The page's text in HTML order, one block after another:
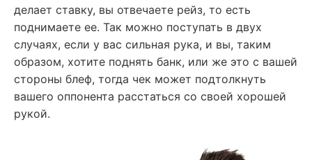
делает ставку, вы отвечаете рейз, то есть
поднимаете ее. Так можно поступать в двух
случаях, если у вас сильная рука, и вы, таким
образом, хотите поднять банк, или же это с вашей
стороны блеф, тогда чек может подтолкнуть
вашего оппонента расстаться со своей хорошей
рукой.